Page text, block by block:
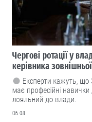
Чергові ротації у
керівника
Експерти кажуть, що
має професійні навички
лояльний до влади.
06.08